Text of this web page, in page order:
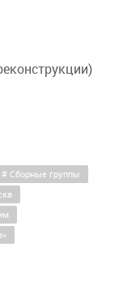
Сборные группы